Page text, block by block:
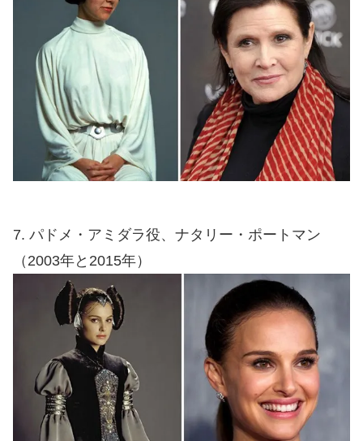
7. パドメ・アミダラ役、ナタリー・ポートマン
（2003年と2015年）